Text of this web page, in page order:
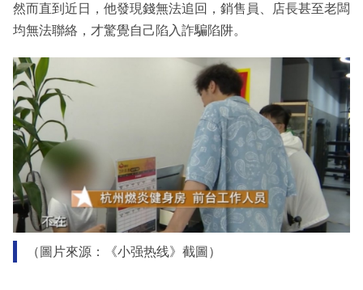
然而直到近日，他發現錢無法追回，銷售員、店長甚至老闆
均無法聯絡，才驚覺自己陷入詐騙陷阱。
（圖片來源：《小强热线》截圖）